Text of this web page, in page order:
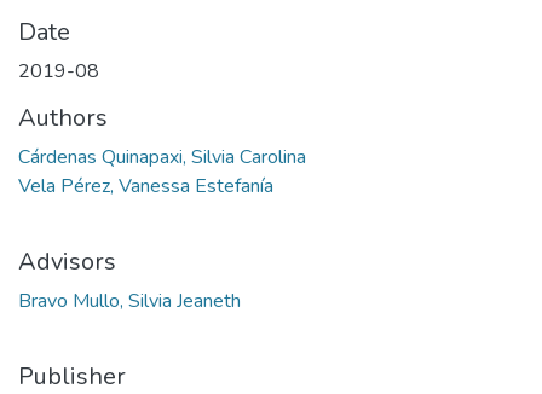
Date
2019-08
Authors
Cárdenas Quinapaxi, Silvia Carolina
Vela Pérez, Vanessa Estefanía
Advisors
Bravo Mullo, Silvia Jeaneth
Publisher